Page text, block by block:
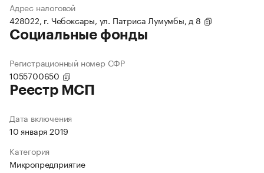
Адрес налоговой
428022, г. Чебоксары, ул. Патриса Лумумбы, д 8
Социальные фонды
Регистрационный номер СФР
1055700650
Реестр МСП
Дата включения
10 января 2019
Категория
Микропредприятие